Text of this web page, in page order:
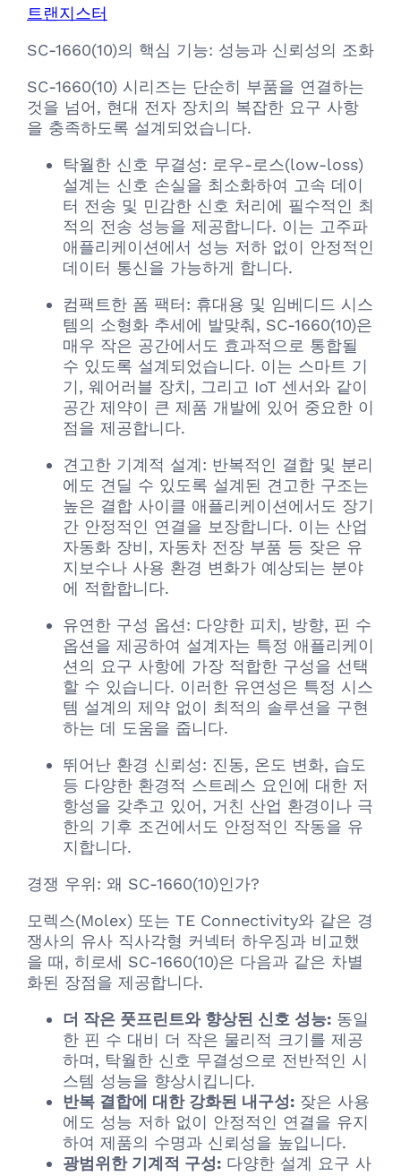
트랜지스터
SC-1660(10)의 핵심 기능: 성능과 신뢰성의 조화
SC-1660(10) 시리즈는 단순히 부품을 연결하는
것을 넘어, 현대 전자 장치의 복잡한 요구 사항
을 충족하도록 설계되었습니다.
탁월한 신호 무결성: 로우-로스(low-loss)
설계는 신호 손실을 최소화하여 고속 데이
터 전송 및 민감한 신호 처리에 필수적인 최
적의 전송 성능을 제공합니다. 이는 고주파
애플리케이션에서 성능 저하 없이 안정적인
데이터 통신을 가능하게 합니다.
컴팩트한 폼 팩터: 휴대용 및 임베디드 시스
템의 소형화 추세에 발맞춰, SC-1660(10)은
매우 작은 공간에서도 효과적으로 통합될
수 있도록 설계되었습니다. 이는 스마트 기
기, 웨어러블 장치, 그리고 IoT 센서와 같이
공간 제약이 큰 제품 개발에 있어 중요한 이
점을 제공합니다.
견고한 기계적 설계: 반복적인 결합 및 분리
에도 견딜 수 있도록 설계된 견고한 구조는
높은 결합 사이클 애플리케이션에서도 장기
간 안정적인 연결을 보장합니다. 이는 산업
자동화 장비, 자동차 전장 부품 등 잦은 유
지보수나 사용 환경 변화가 예상되는 분야
에 적합합니다.
유연한 구성 옵션: 다양한 피치, 방향, 핀 수
옵션을 제공하여 설계자는 특정 애플리케이
션의 요구 사항에 가장 적합한 구성을 선택
할 수 있습니다. 이러한 유연성은 특정 시스
템 설계의 제약 없이 최적의 솔루션을 구현
하는 데 도움을 줍니다.
뛰어난 환경 신뢰성: 진동, 온도 변화, 습도
등 다양한 환경적 스트레스 요인에 대한 저
항성을 갖추고 있어, 거친 산업 환경이나 극
한의 기후 조건에서도 안정적인 작동을 유
지합니다.
경쟁 우위: 왜 SC-1660(10)인가?
모렉스(Molex) 또는 TE Connectivity와 같은 경
쟁사의 유사 직사각형 커넥터 하우징과 비교했
을 때, 히로세 SC-1660(10)은 다음과 같은 차별
화된 장점을 제공합니다.
더 작은 풋프린트와 향상된 신호 성능: 동일
한 핀 수 대비 더 작은 물리적 크기를 제공
하며, 탁월한 신호 무결성으로 전반적인 시
스템 성능을 향상시킵니다.
반복 결합에 대한 강화된 내구성: 잦은 사용
에도 성능 저하 없이 안정적인 연결을 유지
하여 제품의 수명과 신뢰성을 높입니다.
광범위한 기계적 구성: 다양한 설계 요구 사